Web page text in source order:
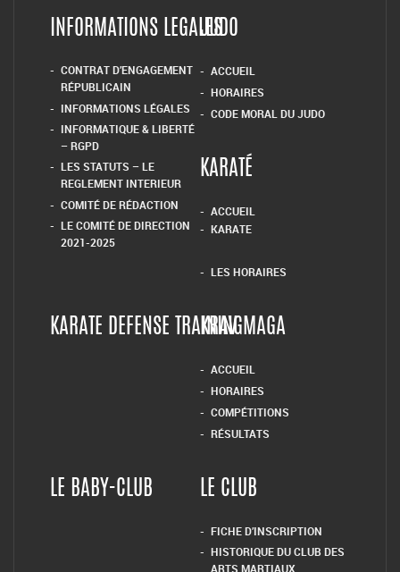
INFORMATIONS LEGALES
CONTRAT D’ENGAGEMENT
RÉPUBLICAIN
INFORMATIONS LÉGALES
INFORMATIQUE & LIBERTÉ
– RGPD
LES STATUTS – LE
REGLEMENT INTERIEUR
COMITÉ DE RÉDACTION
LE COMITÉ DE DIRECTION
2021-2025
JUDO
ACCUEIL
HORAIRES
CODE MORAL DU JUDO
KARATÉ
ACCUEIL
KARATE
LES HORAIRES
KARATE DEFENSE TRAININGKRAV MAGA
ACCUEIL
HORAIRES
COMPÉTITIONS
RÉSULTATS
LE BABY-CLUB LE CLUB
FICHE D’INSCRIPTION
HISTORIQUE DU CLUB DES
ARTS MARTIAUX